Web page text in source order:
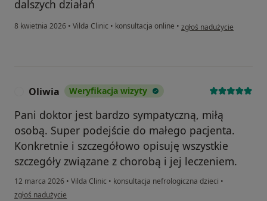
dalszych działań
8 kwietnia 2026 • Vilda Clinic • konsultacja online • w opinii użytkownika ep
zgłoś nadużycie
Oliwia Weryfikacja wizyty
Pani doktor jest bardzo sympatyczną, miłą
osobą. Super podejście do małego pacjenta.
Konkretnie i szczegółowo opisuję wszystkie
szczegóły związane z chorobą i jej leczeniem.
12 marca 2026 • Vilda Clinic • konsultacja nefrologiczna dzieci •
w opinii użytkownika Oliwia
zgłoś nadużycie